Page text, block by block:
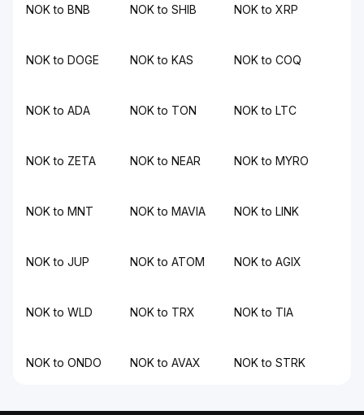
NOK to BNB NOK to SHIB NOK to XRP
NOK to DOGE NOK to KAS NOK to COQ
NOK to ADA NOK to TON NOK to LTC
NOK to ZETA NOK to NEAR NOK to MYRO
NOK to MNT NOK to MAVIA NOK to LINK
NOK to JUP NOK to ATOM NOK to AGIX
NOK to WLD NOK to TRX NOK to TIA
NOK to ONDO NOK to AVAX NOK to STRK